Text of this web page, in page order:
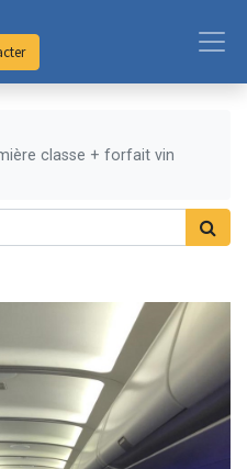
classe + forfait vin